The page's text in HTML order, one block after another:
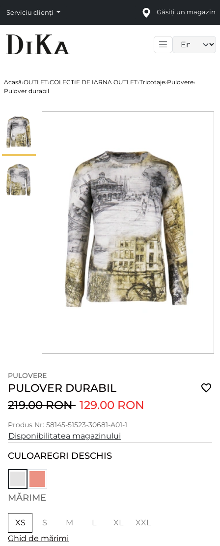
Serviciu clienți Găsiți un magazin
Acasă›OUTLET›COLECTIE DE IARNA OUTLET›Tricotaje›Pulovere›
Pulover durabil
PULOVERE
PULOVER DURABIL
219.00 RON 129.00 RON
Produs Nr: 58145-51523-30681-A01-1
Disponibilitatea magazinului
CULOAREGRI DESCHIS
MĂRIME
XS S M L XL
XXL
Ghid de mărimi